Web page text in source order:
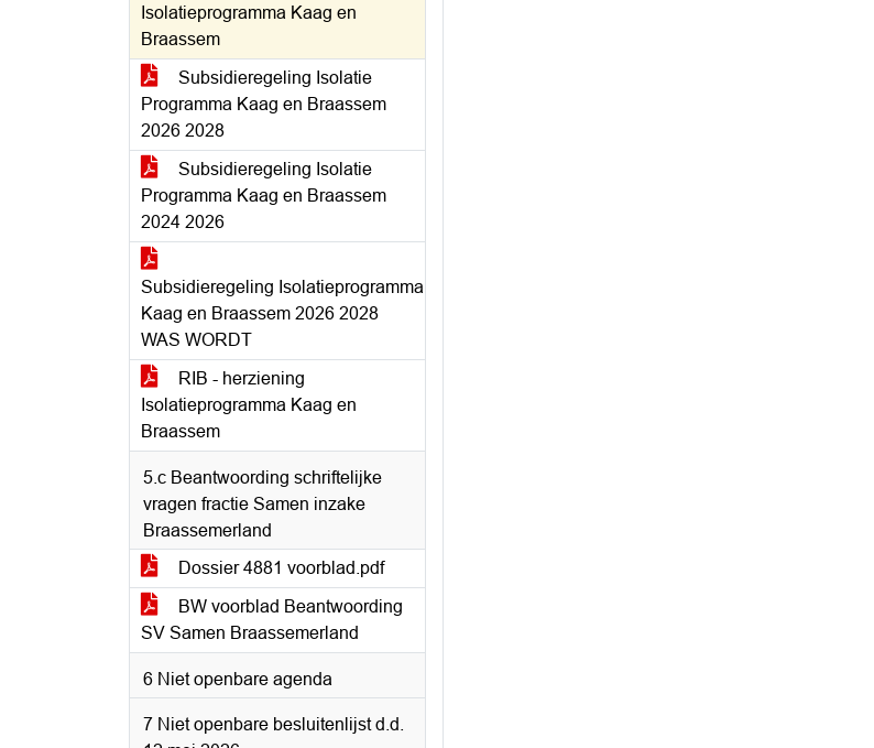
Isolatieprogramma Kaag en
Braassem
Subsidieregeling Isolatie
Programma Kaag en Braassem
2026 2028
Subsidieregeling Isolatie
Programma Kaag en Braassem
2024 2026
Subsidieregeling Isolatieprogramma
Kaag en Braassem 2026 2028
WAS WORDT
RIB - herziening
Isolatieprogramma Kaag en
Braassem
5.c Beantwoording schriftelijke
vragen fractie Samen inzake
Braassemerland
Dossier 4881 voorblad.pdf
BW voorblad Beantwoording
SV Samen Braassemerland
6 Niet openbare agenda
7 Niet openbare besluitenlijst d.d.